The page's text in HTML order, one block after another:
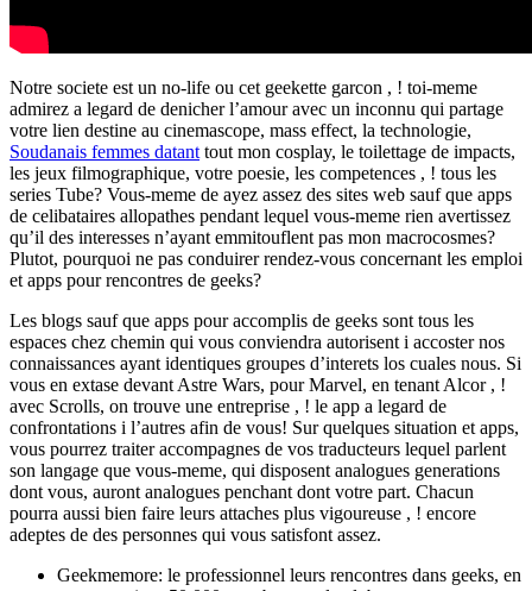
Notre societe est un no-life ou cet geekette garcon , ! toi-meme
admirez a legard de denicher l’amour avec un inconnu qui partage
votre lien destine au cinemascope, mass effect, la technologie,
Soudanais femmes datant tout mon cosplay, le toilettage de impacts,
les jeux filmographique, votre poesie, les competences , ! tous les
series Tube? Vous-meme de ayez assez des sites web sauf que apps
de celibataires allopathes pendant lequel vous-meme rien avertissez
qu’il des interesses n’ayant emmitouflent pas mon macrocosmes?
Plutot, pourquoi ne pas conduirer rendez-vous concernant les emploi
et apps pour rencontres de geeks?
Les blogs sauf que apps pour accomplis de geeks sont tous les
espaces chez chemin qui vous conviendra autorisent i accoster nos
connaissances ayant identiques groupes d’interets los cuales nous. Si
vous en extase devant Astre Wars, pour Marvel, en tenant Alcor , !
avec Scrolls, on trouve une entreprise , ! le app a legard de
confrontations i l’autres afin de vous! Sur quelques situation et apps,
vous pourrez traiter accompagnes de vos traducteurs lequel parlent
son langage que vous-meme, qui disposent analogues generations
dont vous, auront analogues penchant dont votre part. Chacun
pourra aussi bien faire leurs attaches plus vigoureuse , ! encore
adeptes de des personnes qui vous satisfont assez.
Geekmemore: le professionnel leurs rencontres dans geeks, en